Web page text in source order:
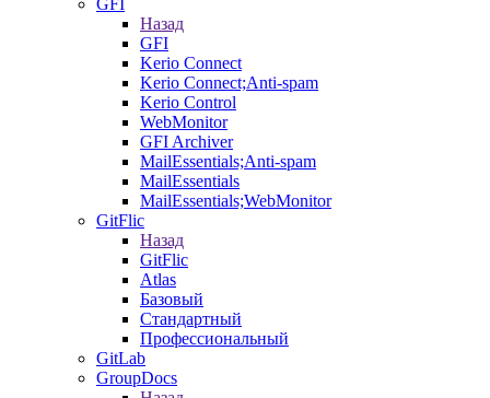
GFI
Назад
GFI
Kerio Connect
Kerio Connect;Anti-spam
Kerio Control
WebMonitor
GFI Archiver
MailEssentials;Anti-spam
MailEssentials
MailEssentials;WebMonitor
GitFlic
Назад
GitFlic
Atlas
Базовый
Стандартный
Профессиональный
GitLab
GroupDocs